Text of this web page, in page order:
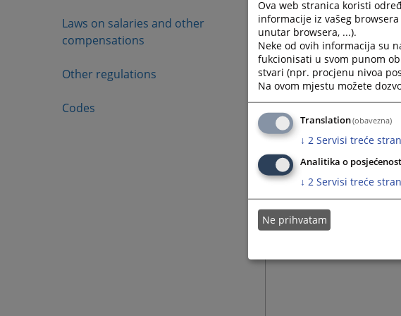
Laws on salaries and other
compensations
Other regulations
Codes
tužilačkog vijeća
Integralni prečišćeni
Ova web stranica koristi
informacije iz vašeg
unutar browsera, ...).
Neke od ovih informacija su
fukcionisati u svom punom
stvari (npr. procjenu nivoa
Na ovom mjestu možete
Translation(obavezna)
↓ 2 Servisi treće
Analitika o
↓ 2 Servisi treće
Ne prihvatam